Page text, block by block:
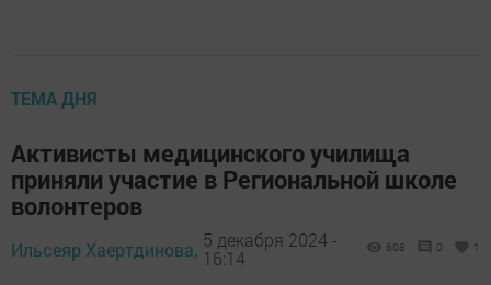
ТЕМА ДНЯ
Активисты медицинского училища
приняли участие в Региональной школе
волонтеров
Ильсеяр Хаертдинова, 5 декабря 2024 -
16:14
608 0 1